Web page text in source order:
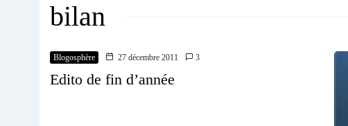
bilan
Blogosphère 27 décembre 2011 3
Edito de fin d’année